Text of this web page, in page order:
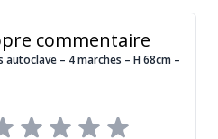
commentaire
autoclave – 4 marches – H 68cm –